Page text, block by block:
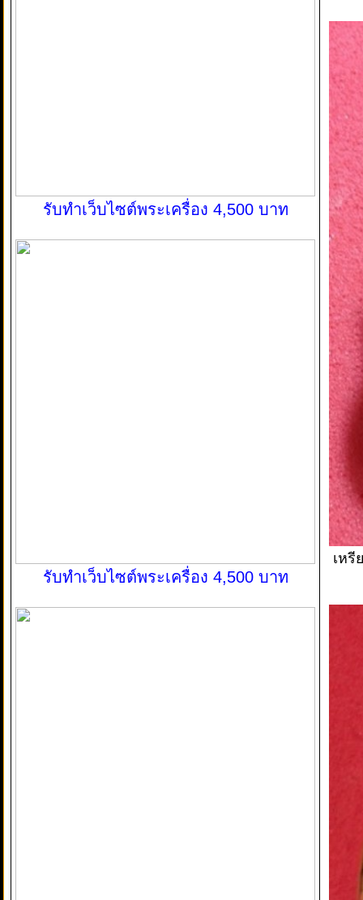
รับทำเว็บไซต์พระเครื่อง 4,500 บาท
รับทำเว็บไซต์พระเครื่อง 4,500 บาท
เหรี